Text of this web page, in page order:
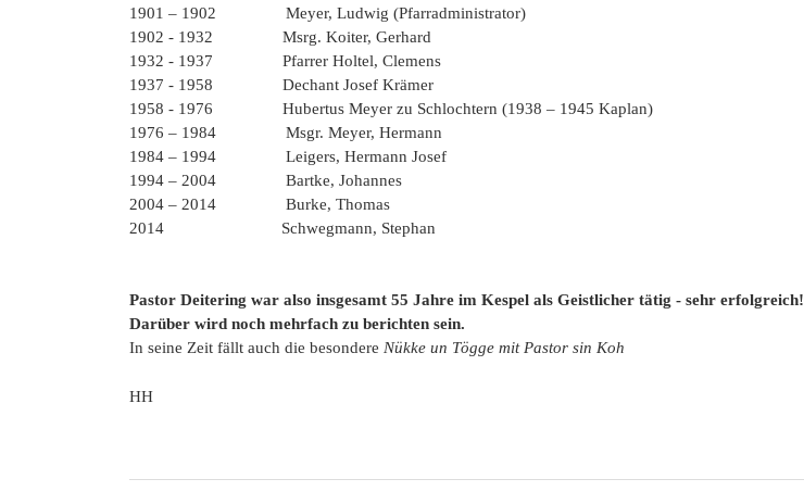
1901 – 1902 Meyer, Ludwig (Pfarradministrator)
1902 - 1932 Msrg. Koiter, Gerhard
1932 - 1937 Pfarrer Holtel, Clemens
1937 - 1958 Dechant Josef Krämer
1958 - 1976 Hubertus Meyer zu Schlochtern (1938 – 1945 Kaplan)
1976 – 1984 Msgr. Meyer, Hermann
1984 – 1994 Leigers, Hermann Josef
1994 – 2004 Bartke, Johannes
2004 – 2014 Burke, Thomas
2014 Schwegmann, Stephan
Pastor Deitering war also insgesamt 55 Jahre im Kespel als Geistlicher tätig - sehr erfolgreich!
Darüber wird noch mehrfach zu berichten sein.
In seine Zeit fällt auch die besondere Nükke un Tögge mit Pastor sin Koh
HH